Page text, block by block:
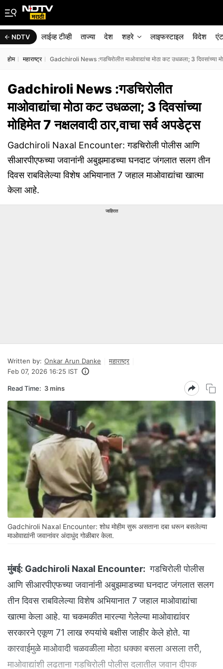
NDTV लाईव्ह टीव्ही ताज्या देश शहरे लाइफस्टाइल विदेश
होम महाराष्ट्र Gadchiroli News :गडचिरोलीत माओवाद्यांचा मोठा कट उधळला; 3 दिवसांच्या
Gadchiroli News :गडचिरोलीत
माओवाद्यांचा मोठा कट उधळला; 3 दिवसांच्या
मोहिमेत 7 नक्षलवादी ठार,वाचा सर्व अपडेट्स
Gadchiroli Naxal Encounter: गडचिरोली पोलीस आणि
सीआरपीएफच्या जवानांनी अबुझमाडच्या घनदाट जंगलात सलग तीन
दिवस राबविलेल्या विशेष अभियानात 7 जहाल माओवाद्यांचा खात्मा
केला आहे.
जाहिरात
Written by: Onkar Arun Danke
महाराष्ट्र
Feb 07, 2026 16:25 IST
Read Time: 3 mins
Gadchiroli Naxal Encounter: शोध मोहीम सुरू असताना दबा धरून बसलेल्या
माओवाद्यांनी जवानांवर अंदाधुंद गोळीबार केला.
मुंबई: Gadchiroli Naxal Encounter: गडचिरोली पोलीस
आणि सीआरपीएफच्या जवानांनी अबुझमाडच्या घनदाट जंगलात सलग
तीन दिवस राबविलेल्या विशेष अभियानात 7 जहाल माओवाद्यांचा
खात्मा केला आहे. या चकमकीत मारल्या गेलेल्या माओवाद्यांवर
सरकारने एकूण 71 लाख रुपयांचे बक्षीस जाहीर केले होते. या
कारवाईमुळे माओवादी चळवळीला मोठा धक्का बसला असला तरी,
माओवाद्यांशी लढताना गडचिरोली पोलीस दलातील जवान दीपक